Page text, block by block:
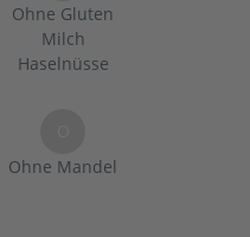
Ohne Gluten
Milch
Haselnüsse
Ohne Mandel